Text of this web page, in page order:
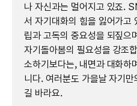
나 자신과는 멀어지고 있죠.
서 자기대화의 힘을 잃어가고
립과 고독의 중요성을 되짚으
자기돌아봄의 필요성을 강조
소하기보다는, 내면과 대화하
니다. 여러분도 가을날 자기
길 바라요.